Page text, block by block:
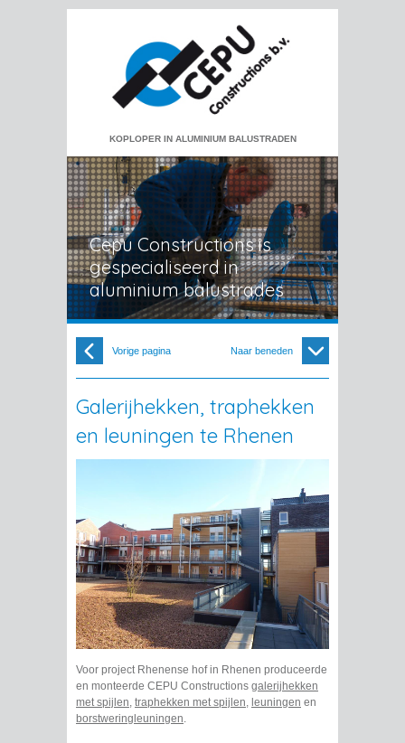
KOPLOPER IN ALUMINIUM BALUSTRADEN
Cepu Constructions is
gespecialiseerd in
aluminium balustrades
Naar beneden
Vorige pagina
Galerijhekken, traphekken
en leuningen te Rhenen
Voor project Rhenense hof in Rhenen produceerde
en monteerde CEPU Constructions galerijhekken
met spijlen, traphekken met spijlen, leuningen en
borstweringleuningen.